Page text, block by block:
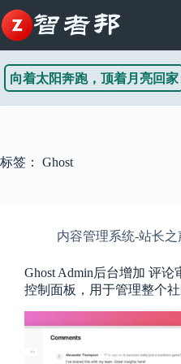
至
内
向着太阳奔跑，顶着月亮回家
标签： Ghost
内容管理系统-站长之
Ghost Admin后台增加 评
控制面板，用于管理整个